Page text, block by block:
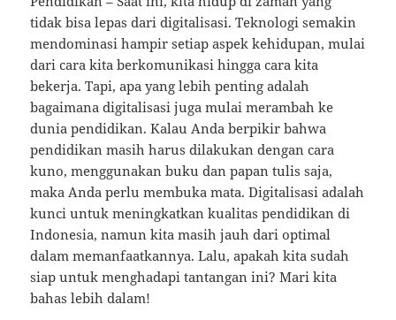
tidak bisa lepas dari digitalisasi. Teknologi semakin
mendominasi hampir setiap aspek kehidupan, mulai
dari cara kita berkomunikasi hingga cara kita
bekerja. Tapi, apa yang lebih penting adalah
bagaimana digitalisasi juga mulai merambah ke
dunia pendidikan. Kalau Anda berpikir bahwa
pendidikan masih harus dilakukan dengan cara
kuno, menggunakan buku dan papan tulis saja,
maka Anda perlu membuka mata. Digitalisasi adalah
kunci untuk meningkatkan kualitas pendidikan di
Indonesia, namun kita masih jauh dari optimal
dalam memanfaatkannya. Lalu, apakah kita sudah
siap untuk menghadapi tantangan ini? Mari kita
bahas lebih dalam!